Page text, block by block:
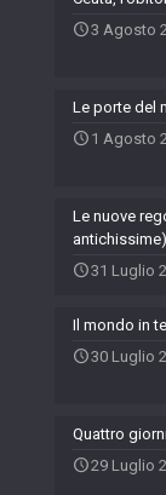
3 Agosto
Le porte del
1 Agosto
Le nuove
antichissime)
31 Luglio
Il mondo in
30 Luglio
Quattro
29 Luglio